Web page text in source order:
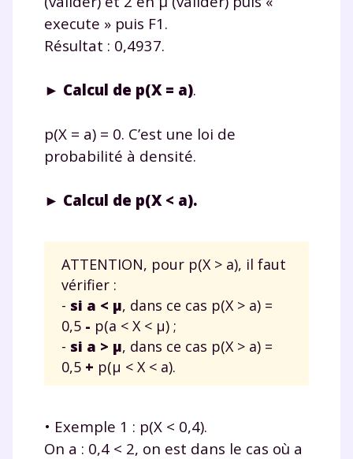
execute » puis F1.
Résultat : 0,4937.
► Calcul de p(X = a).
p(X = a) = 0. C’est une loi de
probabilité à densité.
► Calcul de p(X < a).
ATTENTION, pour p(X > a), il faut
vérifier :
- si a < μ, dans ce cas p(X > a) =
0,5 - p(a < X < μ) ;
- si a > μ, dans ce cas p(X > a) =
0,5 + p(μ < X < a).
• Exemple 1 : p(X < 0,4).
On a : 0,4 < 2, on est dans le cas où a